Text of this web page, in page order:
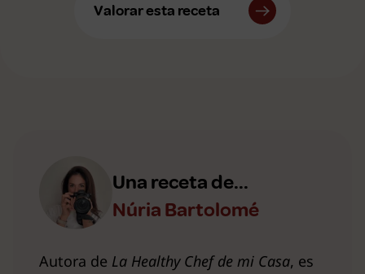
Valorar esta receta
Una receta de...
Núria Bartolomé
Autora de La Healthy Chef de mi Casa, es